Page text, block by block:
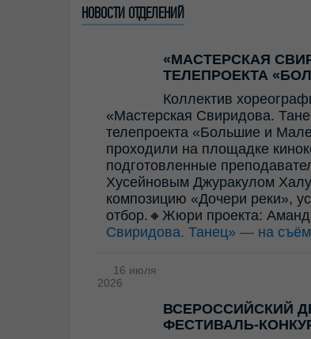
НОВОСТИ ОТДЕЛЕНИЙ
«МАСТЕРСКАЯ
ТЕЛЕПРОЕКТА
Коллектив
«Мастерская Свиридова.
телепроекта «Большие и
проходили на площадке
подготовленные
Хусейновым Джуракулом
композицию «Дочери реки»,
отбор.🔸Жюри проекта:
Свиридова. Танец» — на
16 июля
2026
ВСЕРОССИЙСКИЙ
ФЕСТИВАЛЬ-